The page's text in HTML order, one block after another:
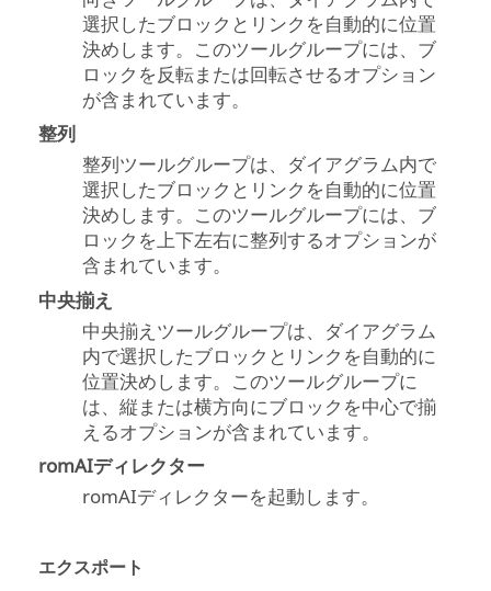
選択したブロックとリンクを自動的に位置
決めします。このツールグループには、ブ
ロックを反転または回転させるオプション
が含まれています。
整列
整列ツールグループは、ダイアグラム内で
選択したブロックとリンクを自動的に位置
決めします。このツールグループには、ブ
ロックを上下左右に整列するオプションが
含まれています。
中央揃え
中央揃えツールグループは、ダイアグラム
内で選択したブロックとリンクを自動的に
位置決めします。このツールグループに
は、縦または横方向にブロックを中心で揃
えるオプションが含まれています。
romAIディレクター
romAIディレクターを起動します。
エクスポート